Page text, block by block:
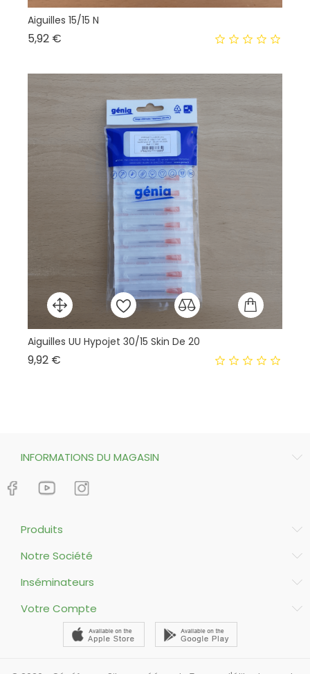
Aiguilles 15/15 N
5,92 €
Aiguilles UU Hypojet 30/15 Skin De 20
9,92 €
INFORMATIONS DU MAGASIN
Produits
Notre Société
Inséminateurs
Votre Compte